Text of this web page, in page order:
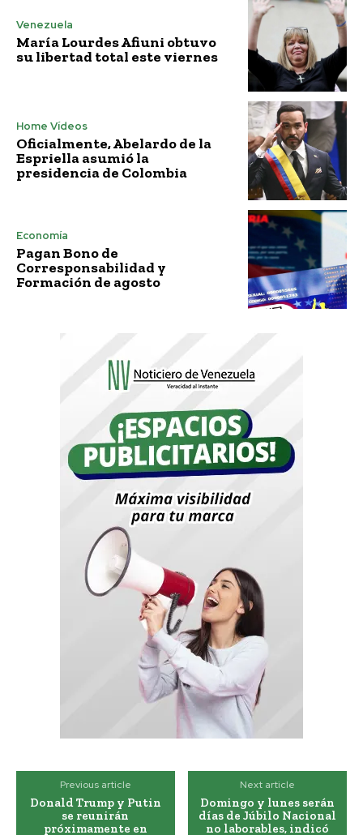
Venezuela
María Lourdes Afiuni obtuvo
su libertad total este viernes
Home Vídeos
Oficialmente, Abelardo de la
Espriella asumió la
presidencia de Colombia
Economía
Pagan Bono de
Corresponsabilidad y
Formación de agosto
Previous article
Donald Trump y Putin
se reunirán
próximamente en
Next article
Domingo y lunes serán
días de Júbilo Nacional
no laborables, indicó